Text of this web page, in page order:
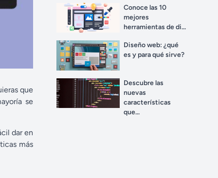
que
se
dar en
más
Conoce las 10
mejores
herramientas de di...
Diseño web: ¿qué
es y para qué sirve?
Descubre las
nuevas
características
que...